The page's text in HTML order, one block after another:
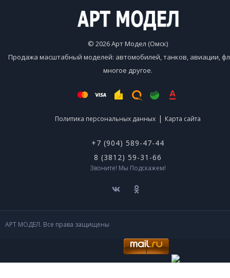
© 2026 Арт Модел (Омск)
Продажа масштабный моделей: автомобилей, танков, авиации,
многое другое.
Политика персональных данных | Карта сайта
+7 (904) 589-47-44
8 (3812) 59-31-66
Звоните! Мы Подскажем!
АРТ МОДЕЛ. Все права защищены